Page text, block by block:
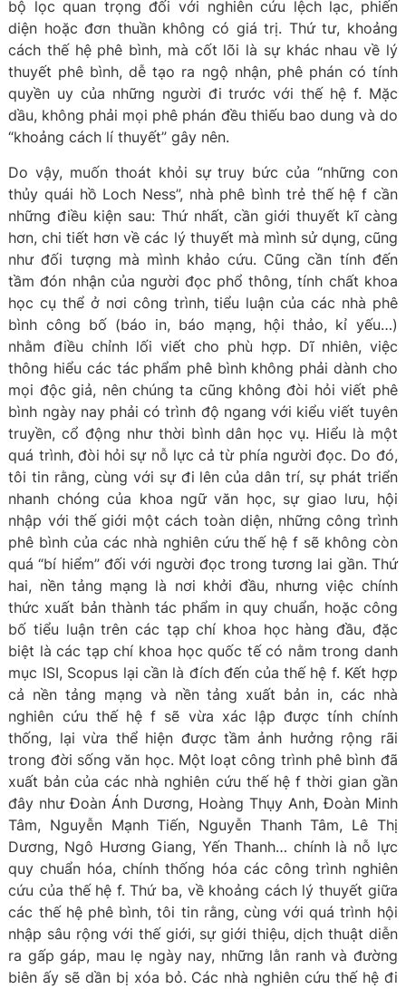
bộ lọc quan trọng đối với nghiên cứu lệch lạc, phiến
diện hoặc đơn thuần không có giá trị. Thứ tư, khoảng
cách thế hệ phê bình, mà cốt lõi là sự khác nhau về lý
thuyết phê bình, dễ tạo ra ngộ nhận, phê phán có tính
quyền uy của những người đi trước với thế hệ f. Mặc
dầu, không phải mọi phê phán đều thiếu bao dung và do
“khoảng cách lí thuyết” gây nên.
Do vậy, muốn thoát khỏi sự truy bức của “những con
thủy quái hồ Loch Ness”, nhà phê bình trẻ thế hệ f cần
những điều kiện sau: Thứ nhất, cần giới thuyết kĩ càng
hơn, chi tiết hơn về các lý thuyết mà mình sử dụng, cũng
như đối tượng mà mình khảo cứu. Cũng cần tính đến
tầm đón nhận của người đọc phổ thông, tính chất khoa
học cụ thể ở nơi công trình, tiểu luận của các nhà phê
bình công bố (báo in, báo mạng, hội thảo, kỉ yếu…)
nhằm điều chỉnh lối viết cho phù hợp. Dĩ nhiên, việc
thông hiểu các tác phẩm phê bình không phải dành cho
mọi độc giả, nên chúng ta cũng không đòi hỏi viết phê
bình ngày nay phải có trình độ ngang với kiểu viết tuyên
truyền, cổ động như thời bình dân học vụ. Hiểu là một
quá trình, đòi hỏi sự nỗ lực cả từ phía người đọc. Do đó,
tôi tin rằng, cùng với sự đi lên của dân trí, sự phát triển
nhanh chóng của khoa ngữ văn học, sự giao lưu, hội
nhập với thế giới một cách toàn diện, những công trình
phê bình của các nhà nghiên cứu thế hệ f sẽ không còn
quá “bí hiểm” đối với người đọc trong tương lai gần. Thứ
hai, nền tảng mạng là nơi khởi đầu, nhưng việc chính
thức xuất bản thành tác phẩm in quy chuẩn, hoặc công
bố tiểu luận trên các tạp chí khoa học hàng đầu, đặc
biệt là các tạp chí khoa học quốc tế có nằm trong danh
mục ISI, Scopus lại cần là đích đến của thế hệ f. Kết hợp
cả nền tảng mạng và nền tảng xuất bản in, các nhà
nghiên cứu thế hệ f sẽ vừa xác lập được tính chính
thống, lại vừa thể hiện được tầm ảnh hưởng rộng rãi
trong đời sống văn học. Một loạt công trình phê bình đã
xuất bản của các nhà nghiên cứu thế hệ f thời gian gần
đây như Đoàn Ánh Dương, Hoàng Thụy Anh, Đoàn Minh
Tâm, Nguyễn Mạnh Tiến, Nguyễn Thanh Tâm, Lê Thị
Dương, Ngô Hương Giang, Yến Thanh… chính là nỗ lực
quy chuẩn hóa, chính thống hóa các công trình nghiên
cứu của thế hệ f. Thứ ba, về khoảng cách lý thuyết giữa
các thế hệ phê bình, tôi tin rằng, cùng với quá trình hội
nhập sâu rộng với thế giới, sự giới thiệu, dịch thuật diễn
ra gấp gáp, mau lẹ ngày nay, những lằn ranh và đường
biên ấy sẽ dần bị xóa bỏ. Các nhà nghiên cứu thế hệ đi